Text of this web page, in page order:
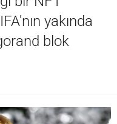
yakında
blok